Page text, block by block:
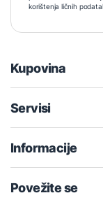
korištenja ličnih
Kupovina
Servisi
Informacije
Povežite se